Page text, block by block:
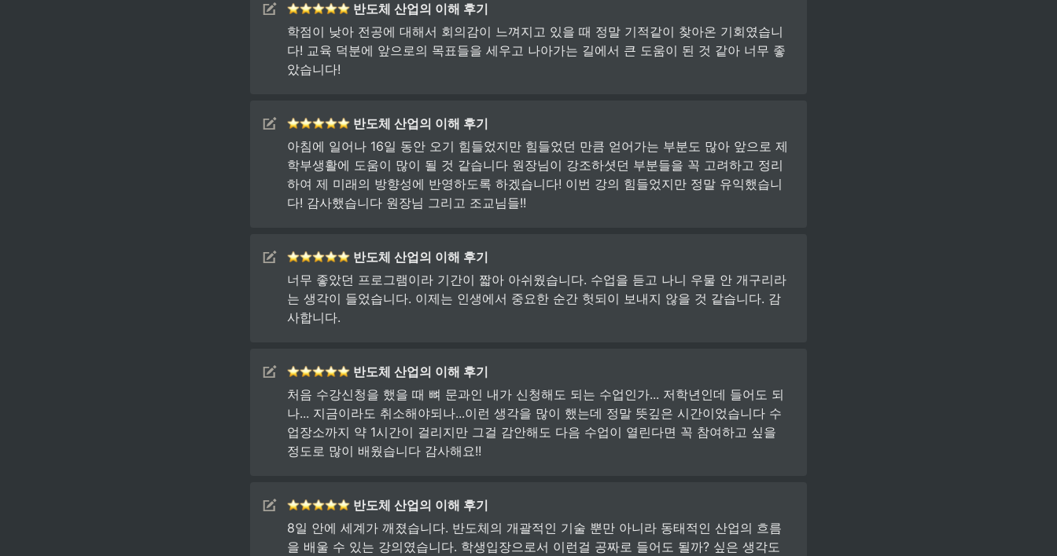
반도체 산업의 이해 후기
학점이 낮아 전공에 대해서 회의감이 느껴지고 있을 때 정말 기적같이 찾아온 기회였습니
다! 교육 덕분에 앞으로의 목표들을 세우고 나아가는 길에서 큰 도움이 된 것 같아 너무 좋
았습니다!
반도체 산업의 이해 후기
아침에 일어나 16일 동안 오기 힘들었지만 힘들었던 만큼 얻어가는 부분도 많아 앞으로 제
학부생활에 도움이 많이 될 것 같습니다 원장님이 강조하셧던 부분들을 꼭 고려하고 정리
하여 제 미래의 방향성에 반영하도록 하겠습니다! 이번 강의 힘들었지만 정말 유익했습니
다! 감사했습니다 원장님 그리고 조교님들!!
반도체 산업의 이해 후기
너무 좋았던 프로그램이라 기간이 짧아 아쉬웠습니다. 수업을 듣고 나니 우물 안 개구리라
는 생각이 들었습니다. 이제는 인생에서 중요한 순간 헛되이 보내지 않을 것 같습니다. 감
사합니다.
반도체 산업의 이해 후기
처음 수강신청을 했을 때 뼈 문과인 내가 신청해도 되는 수업인가... 저학년인데 들어도 되
나... 지금이라도 취소해야되나...이런 생각을 많이 했는데 정말 뜻깊은 시간이었습니다 수
업장소까지 약 1시간이 걸리지만 그걸 감안해도 다음 수업이 열린다면 꼭 참여하고 싶을
정도로 많이 배웠습니다 감사해요!!
반도체 산업의 이해 후기
8일 안에 세계가 깨졌습니다. 반도체의 개괄적인 기술 뿐만 아니라 동태적인 산업의 흐름
을 배울 수 있는 강의였습니다. 학생입장으로서 이런걸 공짜로 들어도 될까? 싶은 생각도